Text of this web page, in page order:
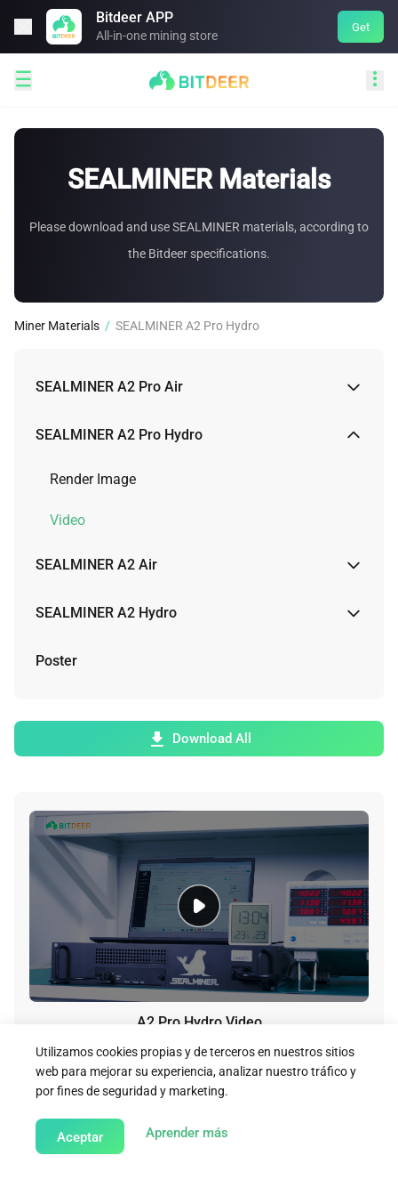
Bitdeer APP
All-in-one mining store
Get
 
SEALMINER Materials
Please download and use SEALMINER materials, according to
the Bitdeer specifications.
Miner Materials / SEALMINER A2 Pro Hydro
SEALMINER A2 Pro Air
Render Image
Video
SEALMINER A2 Pro Hydro
Render Image
Video
SEALMINER A2 Air
Render Image
SEALMINER A2 Hydro
Render Image
Poster
Download All
A2 Pro Hydro Video
Download
Utilizamos cookies propias y de terceros en nuestros sitios
web para mejorar su experiencia, analizar nuestro tráfico y
por fines de seguridad y marketing.
Aceptar Aprender más